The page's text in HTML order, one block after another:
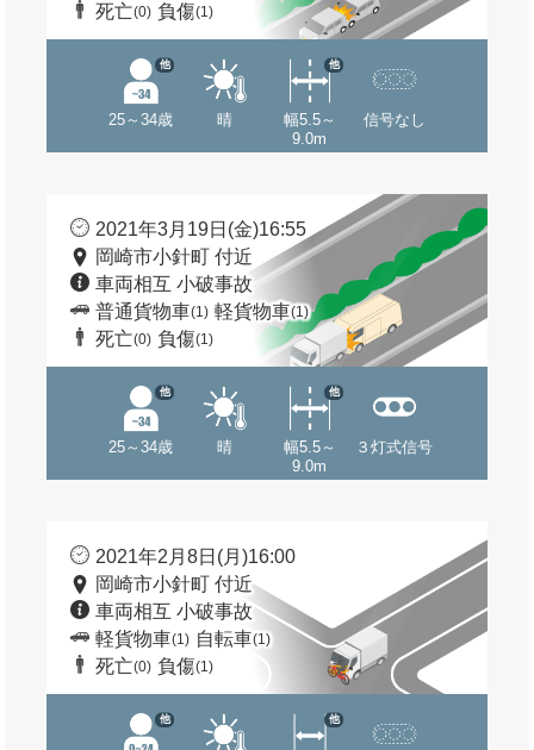
死亡(0) 負傷(1)
25～34歳
他
晴
幅5.5～
9.0m
他
信号なし
2021年3月19日(金)16:55
岡崎市小針町 付近
車両相互 小破事故
普通貨物車(1) 軽貨物車(1)
死亡(0) 負傷(1)
25～34歳
他
晴
幅5.5～
9.0m
他
３灯式信号
2021年2月8日(月)16:00
岡崎市小針町 付近
車両相互 小破事故
軽貨物車(1) 自転車(1)
死亡(0) 負傷(1)
他 他